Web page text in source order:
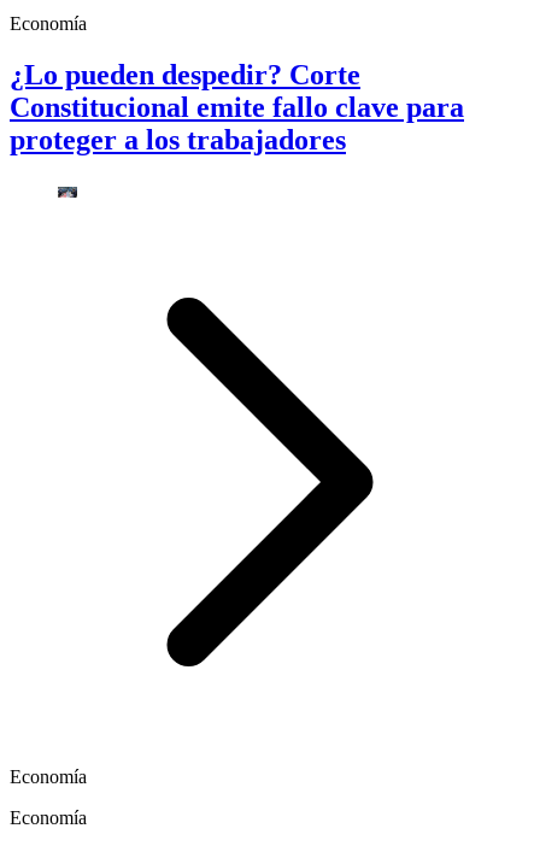
Economía
¿Lo pueden despedir? Corte
Constitucional emite fallo clave para
proteger a los trabajadores
Economía
Economía